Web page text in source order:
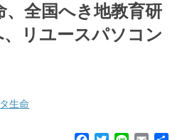
、全国へき地教育研
リユースパソコン
生命